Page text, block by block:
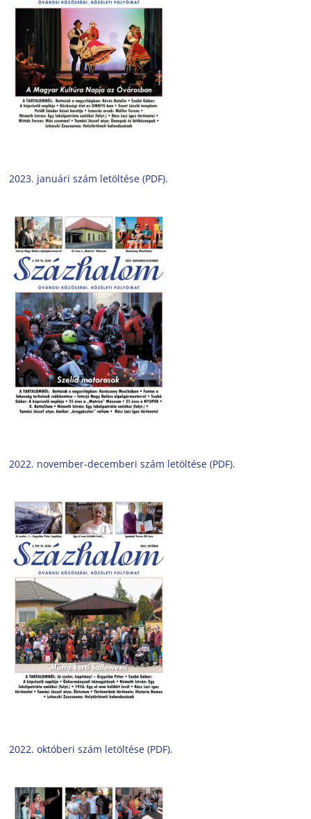
2023. januári szám letöltése (PDF).
2022. november-decemberi szám letöltése (PDF).
2022. októberi szám letöltése (PDF).